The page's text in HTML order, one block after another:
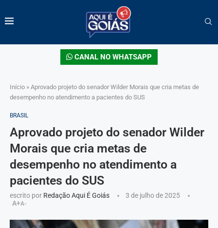
CANAL NO WHATSAPP
Início » Aprovado projeto do senador Wilder Morais que cria metas de
desempenho no atendimento a pacientes do SUS
BRASIL
Aprovado projeto do senador Wilder
Morais que cria metas de
desempenho no atendimento a
pacientes do SUS
escrito por Redação Aqui É Goiás
3 de julho de 2025
A+A-